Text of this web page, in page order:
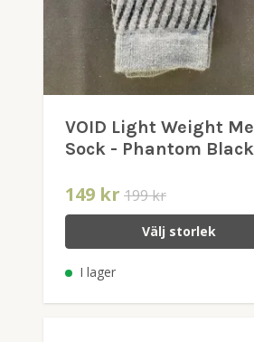
VOID Light Weight
Sock - Phantom Black
149 kr 199 kr
Välj storlek
I lager